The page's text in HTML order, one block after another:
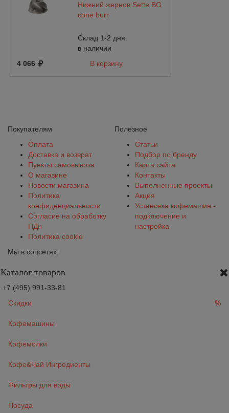
Нижний жернов Sette BG
cone burr
Склад 1-2 дня:
в наличии
4 066
В корзину
Покупателям
Оплата
Доставка и возврат
Пункты самовывоза
О магазине
Новости магазина
Политика
конфиденциальности
Согласие на обработку
ПДн
Политика cookie
Полезное
Статьи
Подбор по бренду
Карта сайта
Контакты
Выполненные проекты
Акция
Установка кофемашин -
подключение и
настройка
Мы в соцсетях:
Каталог товаров
+7 (495) 991-33-81
Скидки
%
Кофемашины
Кофемолки
Кофе&Чай Ингредиенты
Фильтры для воды
Посуда